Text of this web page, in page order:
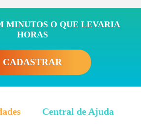
MINUTOS O QUE LEVARIA
HORAS
CADASTRAR
Central de Ajuda